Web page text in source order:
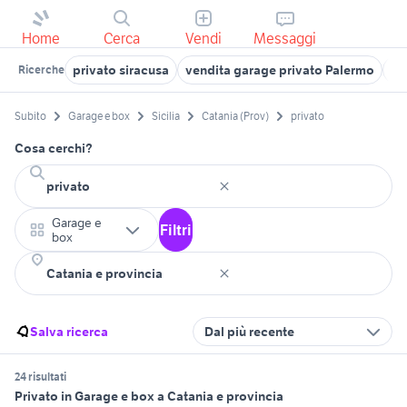
Home Cerca Vendi Messaggi
Ricerche privato siracusa vendita garage privato Palermo
Subito Garage e box Sicilia Catania (Prov) privato
Cosa cerchi?
Garage e
box
Filtri
Salva ricerca Dal più recente
24 risultati
Privato in Garage e box a Catania e provincia